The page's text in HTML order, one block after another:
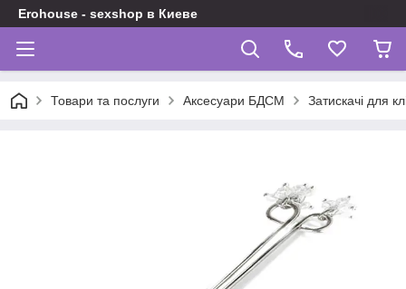
Erohouse - sexshop в Киеве
Товари та послуги Аксесуари БДСМ Затискачі для